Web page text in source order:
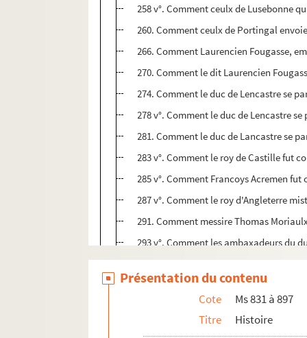
258 v°. Comment ceulx de Lusebonne
260. Comment ceulx de Portingal
266. Comment Laurencien Fougasse,
270. Comment le dit Laurencien
274. Comment le duc de Lencastre se
278 v°. Comment le duc de Lencastre
281. Comment le duc de Lancastre se
283 v°. Comment le roy de Castille fut
285 v°. Comment Francoys Acremen
287 v°. Comment le roy d'Angleterre
291. Comment messire Thomas
293 v°. Comment les ambaxadeurs du
296. Comment aprs les aliances du
298. Comment ceulx de Bayonne en
299 v°. Comment le duc de Lancastre
300 bis. Comment ceulx d'Angleterre
Présentation du contenu
Cote
Ms 831 à 897
Titre
Histoire